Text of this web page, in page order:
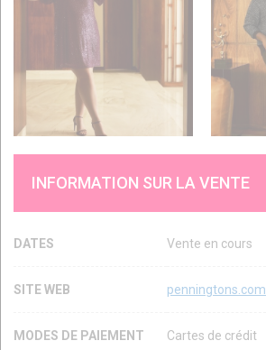
INFORMATION SUR LA VENTE
DATES Vente en cours
SITE WEB penningtons.com
MODES DE PAIEMENT Cartes de crédit